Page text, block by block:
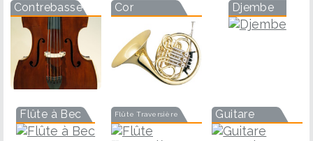
Contrebasse Cor Djembe
Flûte à Bec Flûte Traversière Guitare